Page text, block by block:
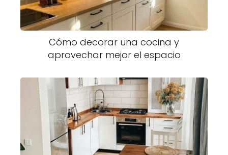
Cómo decorar una cocina y
aprovechar mejor el espacio